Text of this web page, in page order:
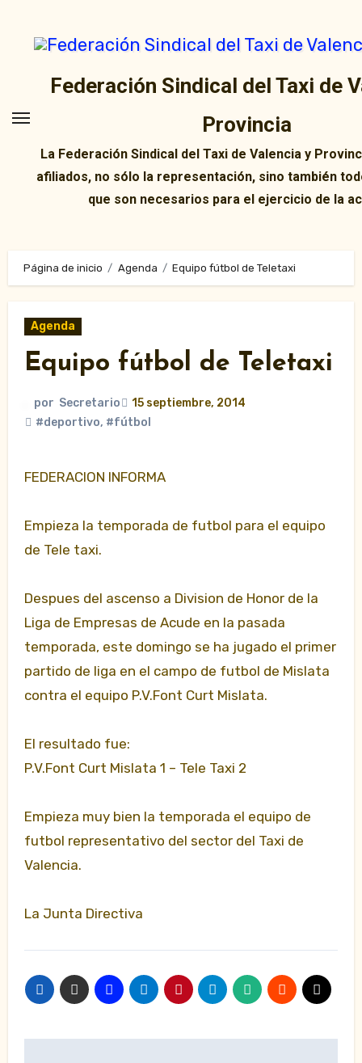
contenido
Federación Sindical del Taxi de
Provincia
La Federación Sindical del Taxi de Valencia y
afiliados, no sólo la representación, sino también
que son necesarios para el ejercicio de la
Página de inicio Agenda Equipo fútbol de Teletaxi
Agenda
Equipo fútbol de Teletaxi
por Secretario
15 septiembre, 2014
#deportivo, #fútbol
FEDERACION INFORMA
Empieza la temporada de futbol para el equipo
de Tele taxi.
Despues del ascenso a Division de Honor de la
Liga de Empresas de Acude en la pasada
temporada, este domingo se ha jugado el primer
partido de liga en el campo de futbol de Mislata
contra el equipo P.V.Font Curt Mislata.
El resultado fue:
P.V.Font Curt Mislata 1 – Tele Taxi 2
Empieza muy bien la temporada el equipo de
futbol representativo del sector del Taxi de
Valencia.
La Junta Directiva